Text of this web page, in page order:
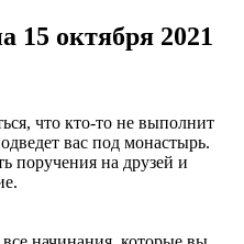
15 октября 2021
что кто-то не выполнит
вас под монастырь.
поручения на друзей и